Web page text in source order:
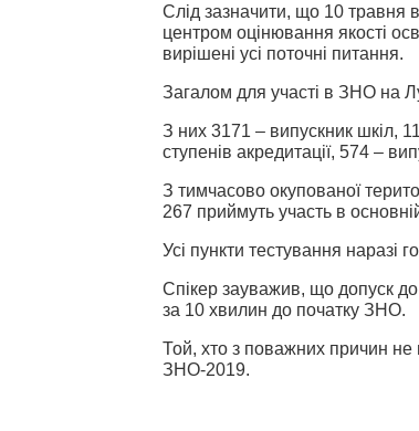
Слід зазначити, що 10 травня
центром оцінювання якості
вирішені усі поточні питання.
Загалом для участі в ЗНО на
З них 3171 – випускник шкіл,
ступенів акредитації, 574 –
З тимчасово окупованої
267 приймуть участь в основній
Усі пункти тестування наразі
Спікер зауважив, що допуск до
за 10 хвилин до початку ЗНО.
Той, хто з поважних причин не
ЗНО-2019.